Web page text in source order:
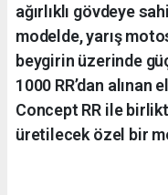
ağırlıklı gövdeye
modelde, yarış
beygirin üzerinde
1000 RR’dan
Concept RR ile
üretilecek özel bir